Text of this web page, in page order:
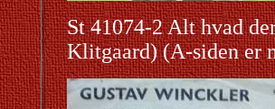
St 41074-2 Alt hvad
Klitgaard) (A-siden er